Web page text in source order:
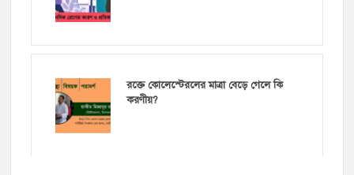
রক্তে কোলেস্টেরলের মাত্রা বেড়ে গেলে কি
করণীয়?